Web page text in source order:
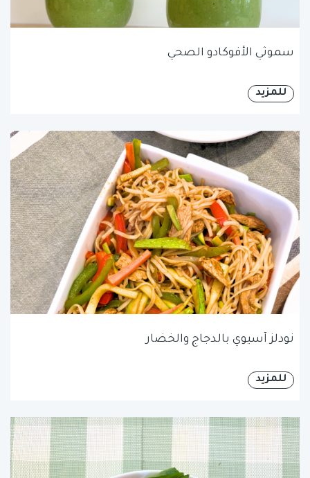
سموثي الأفوكادو الصحي
للمزيد
نودلز آسيوي بالدجاج والخضار
للمزيد